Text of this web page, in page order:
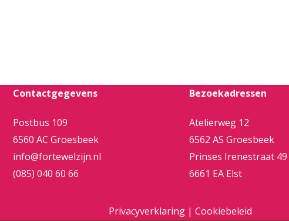
Contactgegevens
Postbus 109
6560 AC Groesbeek
info@fortewelzijn.nl
(085) 040 60 66
Bezoekadressen
Atelierweg 12
6562 AS Groesbeek
Prinses Irenestraat 49
6661 EA Elst
Privacyverklaring | Cookiebeleid